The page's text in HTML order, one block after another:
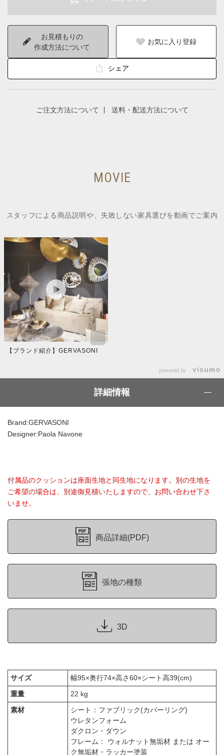
お見積もりの
作成方法について
お気に入り登録
シェア
ご注文方法について 送料・配送方法について
MOVIE
スタッフによる商品説明や、失敗しない家具選びを動画でご案内
【ブランド紹介】GERVASONI
powered by
詳細情報
Brand:GERVASONI
Designer:Paola Navone
付属品のクッションは座面生地と同生地になります。別の生地を
ご希望の場合は、別途御見積いたしますので、お問い合わせ下さ
いませ。
商品詳細(PDF)
張地の種類
3D
サイズ
幅95×奥行74×高さ60×シート高39(cm)
重量
22 kg
素材
シート：ファブリック(カバーリング)
ウレタンフォーム
ダクロン・ダウン
フレーム： ウォルナット無垢材 または オー
ク無垢材・ラッカー塗装